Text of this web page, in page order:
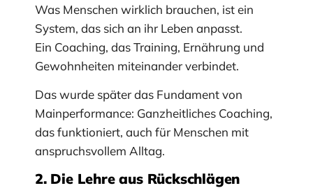
Was Menschen wirklich brauchen, ist ein
System, das sich an ihr Leben anpasst.
Ein Coaching, das Training, Ernährung und
Gewohnheiten miteinander verbindet.
Das wurde später das Fundament von
Mainperformance: Ganzheitliches Coaching,
das funktioniert, auch für Menschen mit
anspruchsvollem Alltag.
2. Die Lehre aus Rückschlägen